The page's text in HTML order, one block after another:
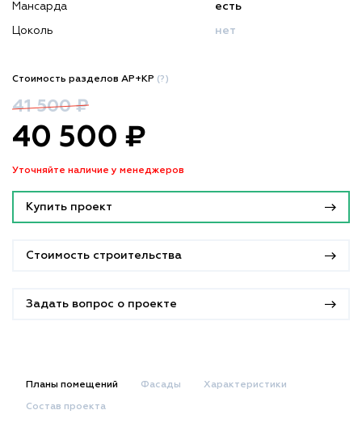
Мансарда есть
Цоколь нет
Стоимость разделов АР+КР (?)
41 500 ₽
40 500 ₽
Уточняйте наличие у менеджеров
Купить проект
Стоимость строительства
Задать вопрос о проекте
Планы помещений Фасады Характеристики
Состав проекта